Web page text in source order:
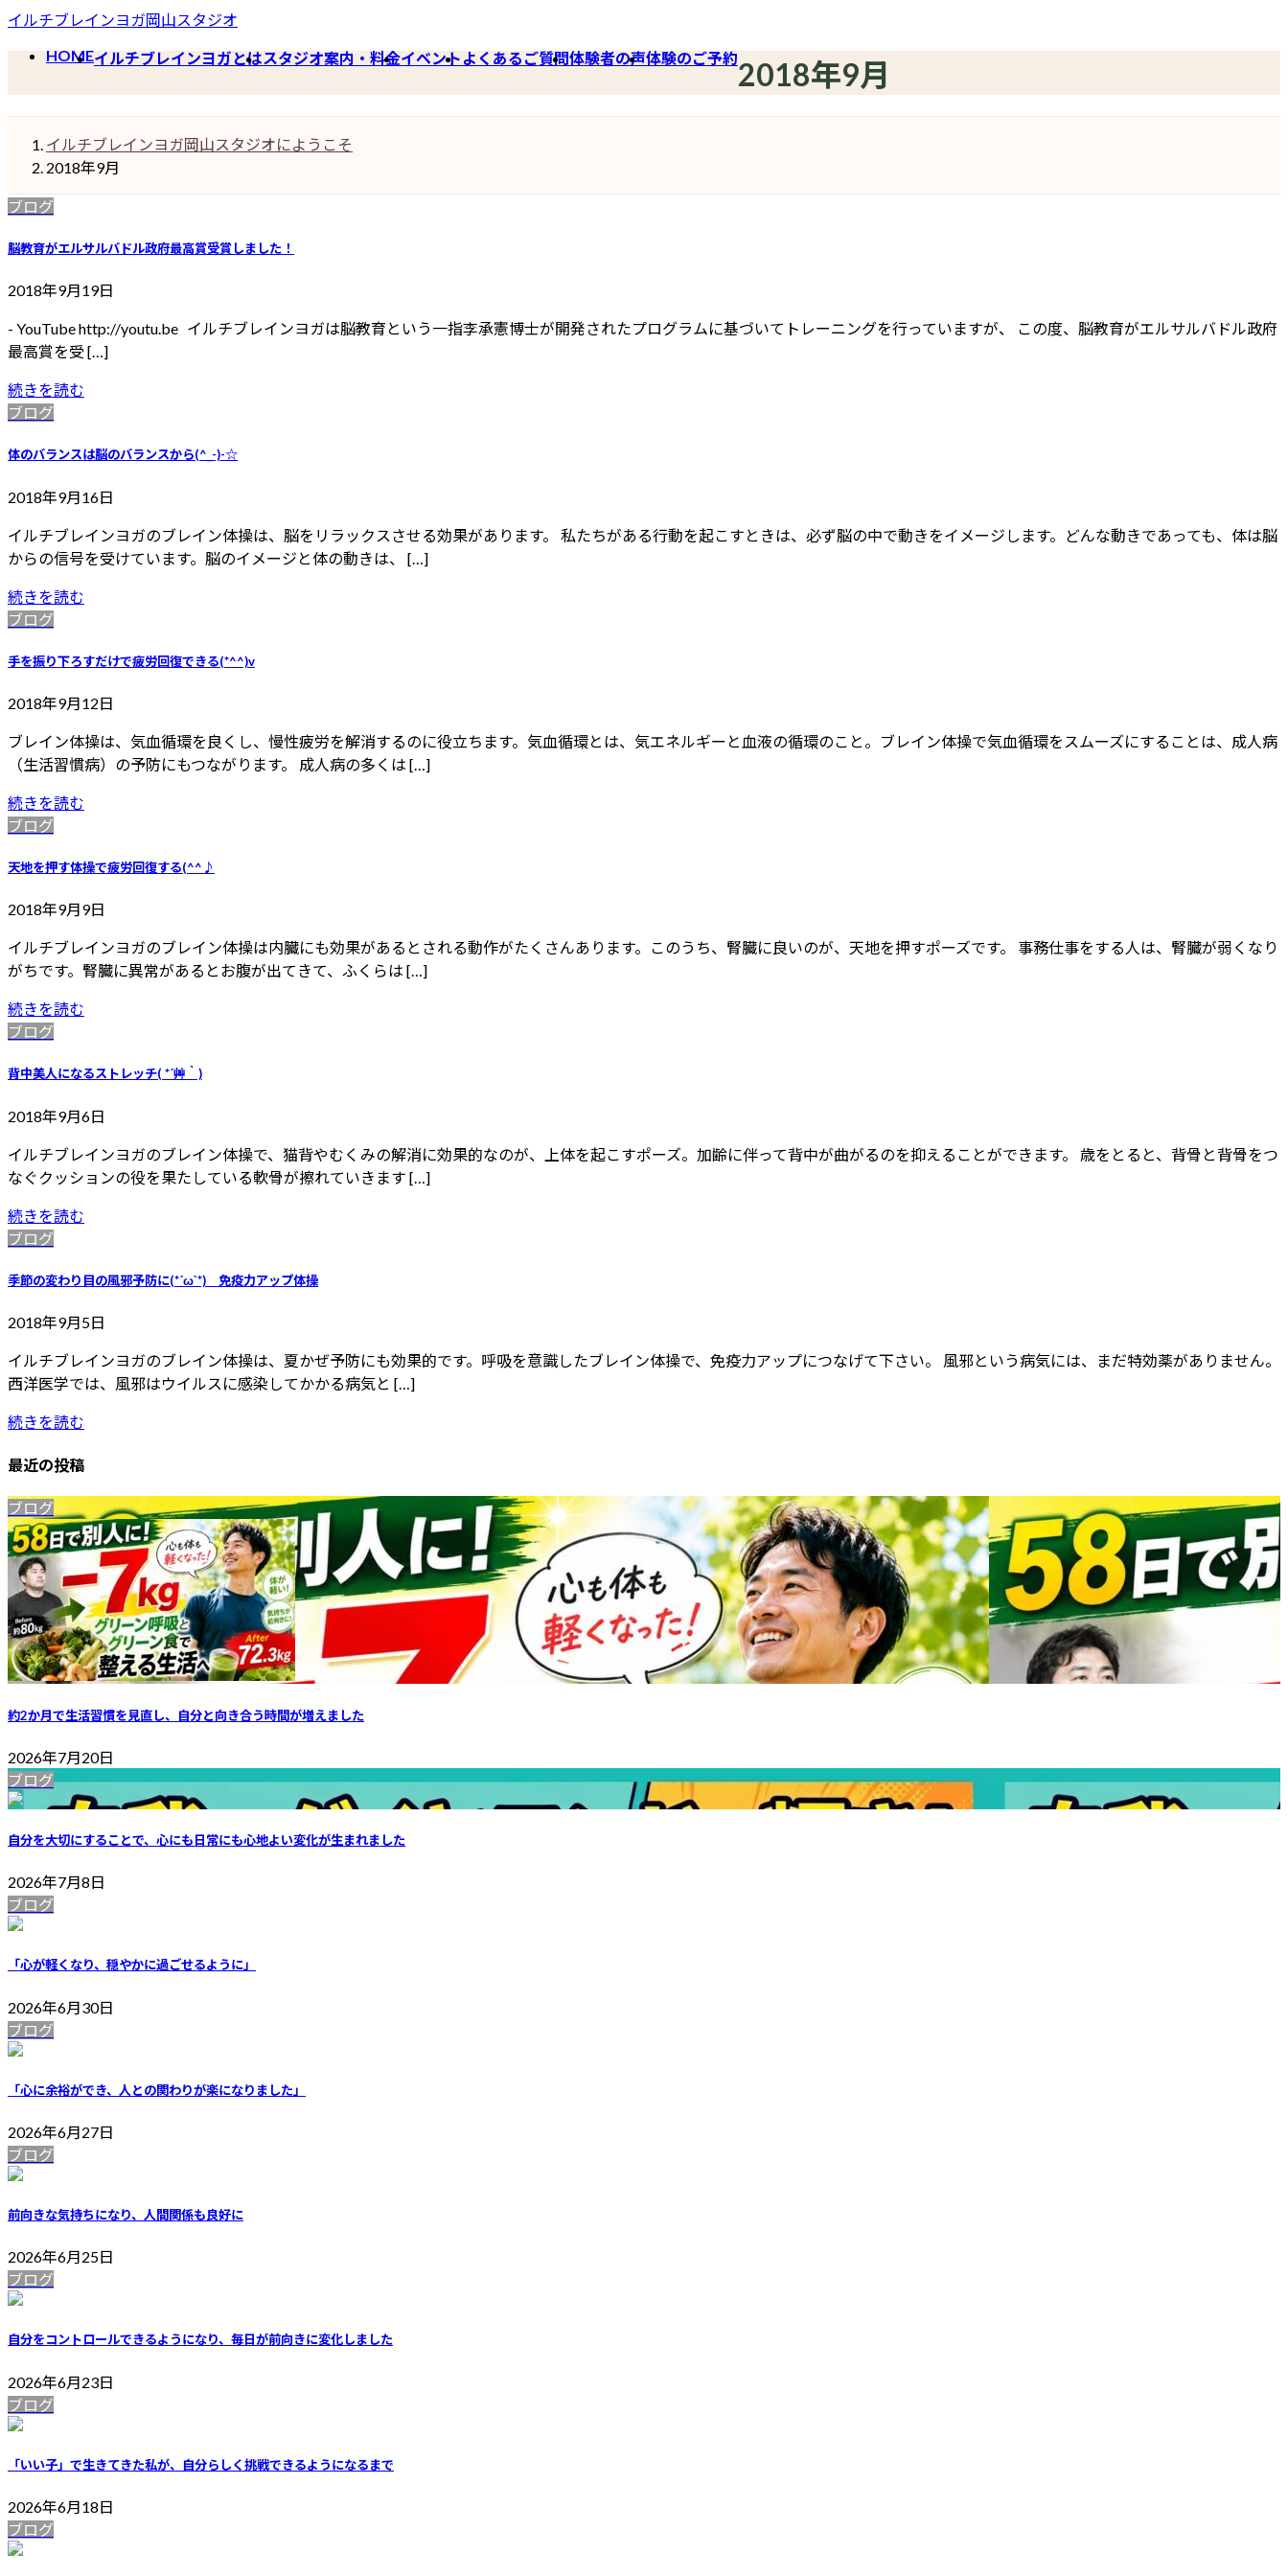
コ
ッ
ナ
移
イルチブレインヨガ岡山スタジオ
HOMEイルチブレインヨガとはスタジオ案内・料金イベント よくあるご質問体験者の声体験のご予約2018年9月
イルチブレインヨガ岡山スタジオにようこそ
2018年9月
ブログ
脳教育がエルサルバドル政府最高賞受賞しました！
2018年9月19日
- YouTube http://youtu.be イルチブレインヨガは脳教育という一指李承憲博士が開発されたプログラムに基づいてトレーニングを行っていますが、 この度、脳教育がエルサルバドル政府
最高賞を受 […]
続きを読む
ブログ
体のバランスは脳のバランスから(^_-)-☆
2018年9月16日
イルチブレインヨガのブレイン体操は、脳をリラックスさせる効果があります。 私たちがある行動を起こすときは、必ず脳の中で動きをイメージします。どんな動きであっても、体は脳
からの信号を受けています。脳のイメージと体の動きは、 […]
続きを読む
ブログ
手を振り下ろすだけで疲労回復できる(*^^)v
2018年9月12日
ブレイン体操は、気血循環を良くし、慢性疲労を解消するのに役立ちます。気血循環とは、気エネルギーと血液の循環のこと。ブレイン体操で気血循環をスムーズにすることは、成人病
（生活習慣病）の予防にもつながります。 成人病の多くは […]
続きを読む
ブログ
天地を押す体操で疲労回復する(^^♪
2018年9月9日
イルチブレインヨガのブレイン体操は内臓にも効果があるとされる動作がたくさんあります。このうち、腎臓に良いのが、天地を押すポーズです。 事務仕事をする人は、腎臓が弱くなり
がちです。腎臓に異常があるとお腹が出てきて、ふくらは […]
続きを読む
ブログ
背中美人になるストレッチ( *´艸｀)
2018年9月6日
イルチブレインヨガのブレイン体操で、猫背やむくみの解消に効果的なのが、上体を起こすポーズ。加齢に伴って背中が曲がるのを抑えることができます。 歳をとると、背骨と背骨をつ
なぐクッションの役を果たしている軟骨が擦れていきます […]
続きを読む
ブログ
季節の変わり目の風邪予防に(*´ω`*) 免疫力アップ体操
2018年9月5日
イルチブレインヨガのブレイン体操は、夏かぜ予防にも効果的です。呼吸を意識したブレイン体操で、免疫力アップにつなげて下さい。 風邪という病気には、まだ特効薬がありません。
西洋医学では、風邪はウイルスに感染してかかる病気と […]
続きを読む
最近の投稿
ブログ
約2か月で生活習慣を見直し、自分と向き合う時間が増えました
2026年7月20日
ブログ
自分を大切にすることで、心にも日常にも心地よい変化が生まれました
2026年7月8日
ブログ
「心が軽くなり、穏やかに過ごせるように」
2026年6月30日
ブログ
「心に余裕ができ、人との関わりが楽になりました」
2026年6月27日
ブログ
前向きな気持ちになり、人間関係も良好に
2026年6月25日
ブログ
自分をコントロールできるようになり、毎日が前向きに変化しました
2026年6月23日
ブログ
「いい子」で生きてきた私が、自分らしく挑戦できるようになるまで
2026年6月18日
ブログ